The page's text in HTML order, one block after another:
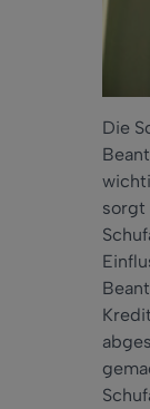
Die
sorgt